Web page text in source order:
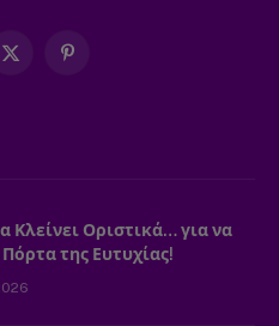
X
Pinterest
Κλείνει Οριστικά… για να
Πόρτα της Ευτυχίας!